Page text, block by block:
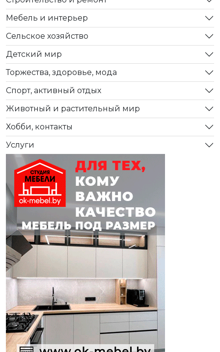
Мебель и интерьер
Сельское хозяйство
Детский мир
Торжества, здоровье, мода
Спорт, активный отдых
Животный и растительный мир
Хобби, контакты
Услуги